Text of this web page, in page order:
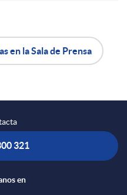
en la Sala de Prensa
321
en